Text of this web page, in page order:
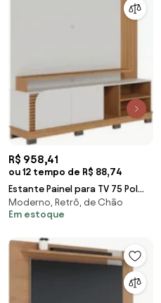
R$ 958,41
ou 12 tempo de R$ 88,74
Estante Painel para TV 75 Pol
Madrid C05 Off White
Matte/Freijó - Mpoz
Moderno, Retrô, de Chão
Em estoque